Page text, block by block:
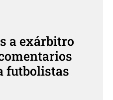
a exárbitro
futbolistas